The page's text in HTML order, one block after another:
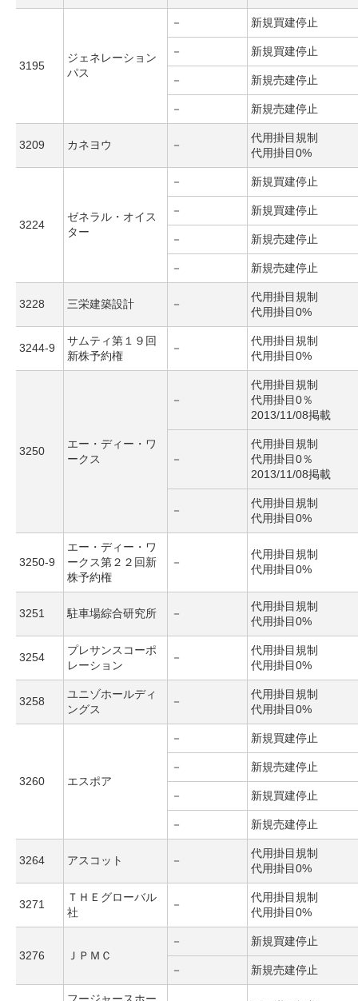
3195
ジェネレーション
パス
－ 新規買建停止
－ 新規買建停止
－ 新規売建停止
－ 新規売建停止
3209 カネヨウ －
代用掛目規制
代用掛目0%
3224
ゼネラル・オイス
ター
－ 新規買建停止
－ 新規買建停止
－ 新規売建停止
－ 新規売建停止
3228 三栄建築設計 －
代用掛目規制
代用掛目0%
3244-9
サムティ第１９回
新株予約権
－
代用掛目規制
代用掛目0%
3250
エー・ディー・ワ
ークス
－
代用掛目規制
代用掛目0％
2013/11/08掲載
－
代用掛目規制
代用掛目0％
2013/11/08掲載
－
代用掛目規制
代用掛目0%
3250-9
エー・ディー・ワ
ークス第２２回新
株予約権
－
代用掛目規制
代用掛目0%
3251 駐車場綜合研究所 －
代用掛目規制
代用掛目0%
3254
プレサンスコーポ
レーション
－
代用掛目規制
代用掛目0%
3258
ユニゾホールディ
ングス
－
代用掛目規制
代用掛目0%
3260 エスポア
－ 新規買建停止
－ 新規売建停止
－ 新規買建停止
－ 新規売建停止
3264 アスコット －
代用掛目規制
代用掛目0%
3271
ＴＨＥグローバル
社
－
代用掛目規制
代用掛目0%
3276 ＪＰＭＣ
－ 新規買建停止
－ 新規売建停止